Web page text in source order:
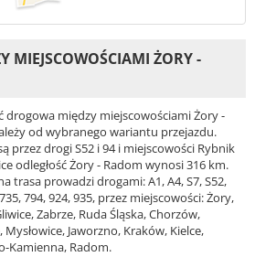
MIEJSCOWOŚCIAMI ŻORY -
drogowa między miejscowościami Żory -
od wybranego wariantu przejazdu.
przez drogi S52 i 94 i miejscowości Rybnik
odległość Żory - Radom wynosi 316 km.
trasa prowadzi drogami: A1, A4, S7, S52,
794, 924, 935, przez miejscowości: Żory,
Zabrze, Ruda Śląska, Chorzów,
Mysłowice, Jaworzno, Kraków, Kielce,
Kamienna, Radom.